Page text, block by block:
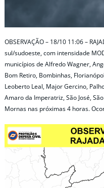
OBSERVAÇÃO – 18/10 11:06 –
sul/sudoeste, com intensidade
municípios de Alfredo Wagner,
Bom Retiro, Bombinhas,
Leoberto Leal, Major Gercino,
Amaro da Imperatriz, São José,
Mornas nas próximas 4 horas.